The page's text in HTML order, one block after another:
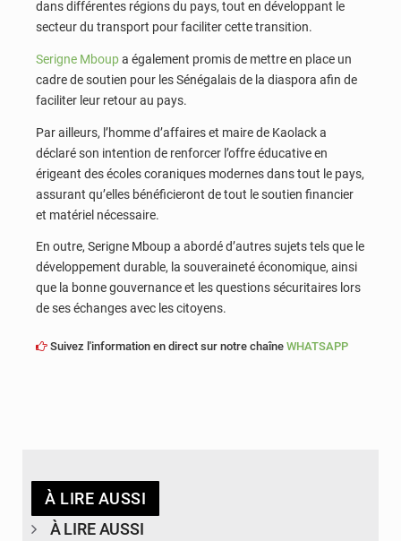
dans différentes régions du pays, tout en développant le
secteur du transport pour faciliter cette transition.
Serigne Mboupa également promis de mettre en place un
cadre de soutien pour les Sénégalais de la diaspora afin de
faciliter leur retour au pays.
Par ailleurs, l’homme d’affaires et maire de Kaolack a
déclaré son intention de renforcer l’offre éducative en
érigeant des écoles coraniques modernes dans tout le pays,
assurant qu’elles bénéficieront de tout le soutien financier
et matériel nécessaire.
En outre, Serigne Mboup a abordé d’autres sujets tels que le
développement durable, la souveraineté économique, ainsi
que la bonne gouvernance et les questions sécuritaires lors
de ses échanges avec les citoyens.
Suivez l'information en direct sur notre chaîne WHATSAPP
À LIRE AUSSI
À LIRE AUSSI